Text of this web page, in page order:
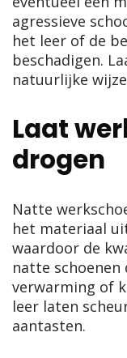
agressieve
het leer of de
beschadigen.
natuurlijke
Laat
drogen
Natte
het materiaal
waardoor de
natte
verwarming of
leer laten
aantasten.